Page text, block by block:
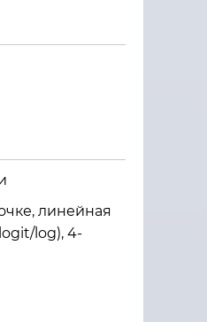
линейная
log), 4-